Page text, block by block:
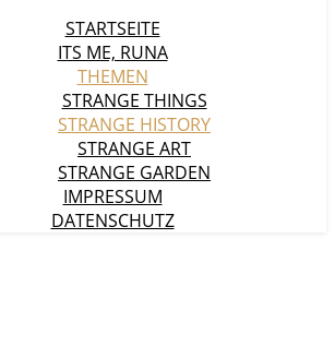
STARTSEITE
ITS ME, RUNA
THEMEN
STRANGE THINGS
STRANGE HISTORY
STRANGE ART
STRANGE GARDEN
IMPRESSUM
DATENSCHUTZ